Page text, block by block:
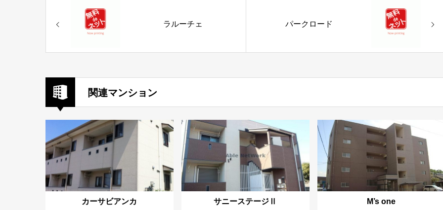
ラルーチェ パークロード
関連マンション
カーサビアンカ サニーステージⅡ M’s one